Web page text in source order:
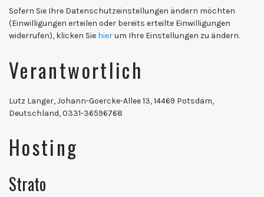
Sofern Sie Ihre Datenschutzeinstellungen ändern möchten
(Einwilligungen erteilen oder bereits erteilte Einwilligungen
widerrufen), klicken Sie hierum Ihre Einstellungen zu ändern.
Verantwortlich
Lutz Langer, Johann-Goercke-Allee 13, 14469 Potsdam,
Deutschland, 0331-36596768
Hosting
Strato